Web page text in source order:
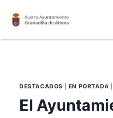
DESTACADOS EN PORTADA
El